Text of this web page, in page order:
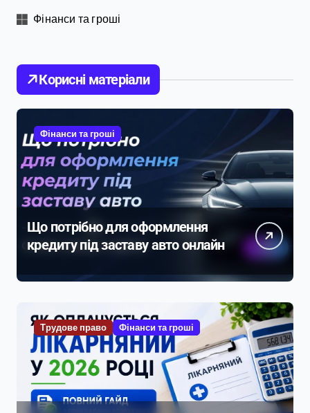
Фінанси та гроші
Корисні матеріали
Фінанси та гроші
Що потрібно для оформлення
кредиту під заставу авто онлайн
Трудове право Фінанси та гроші